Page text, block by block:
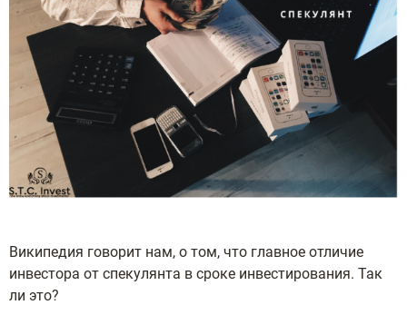
Википедия говорит нам, о том, что главное отличие
инвестора от спекулянта в сроке инвестирования. Так
ли это?